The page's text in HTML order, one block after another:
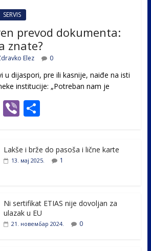
SERVIS
prevod dokumenta:
znate?
Elez 0
u dijaspori, pre ili kasnije, naiđe na isti
institucije: „Potreban nam je
e
Vi
er
S
ar
e
Lakše i brže do pasoša i lične karte
13. мај 2025. 1
Ni sertifikat ETIAS nije dovoljan za
ulazak u EU
21. новембар 2024. 0